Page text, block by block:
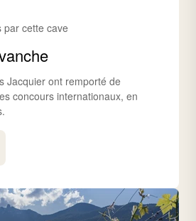
par cette cave
Jacquier ont remporté de
concours internationaux, en